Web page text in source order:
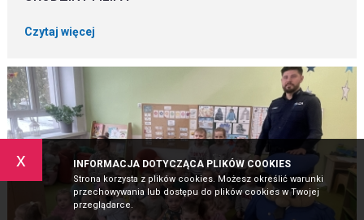
x INFORMACJA DOTYCZĄCA PLIKÓW COOKIES
Strona korzysta z plików cookies. Możesz określić warunki
przechowywania lub dostępu do plików cookies w Twojej
przeglądarce.
Czytaj więcej